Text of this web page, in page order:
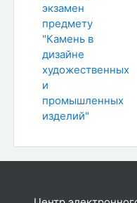
экзамен
предмету
"Камень в
дизайне
художественных
и
промышленных
изделий"